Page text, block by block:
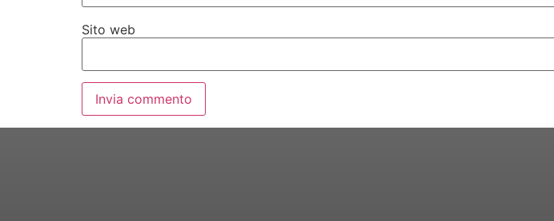
Sito web